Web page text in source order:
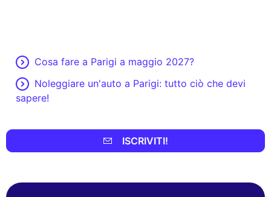
Cosa fare a Parigi a maggio 2027?
Noleggiare un'auto a Parigi: tutto ciò che devi
sapere!
ISCRIVITI!